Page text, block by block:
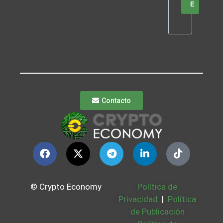
E
Contacto
© Crypto Economy
Política de
Privacidad | Política
de Publicación